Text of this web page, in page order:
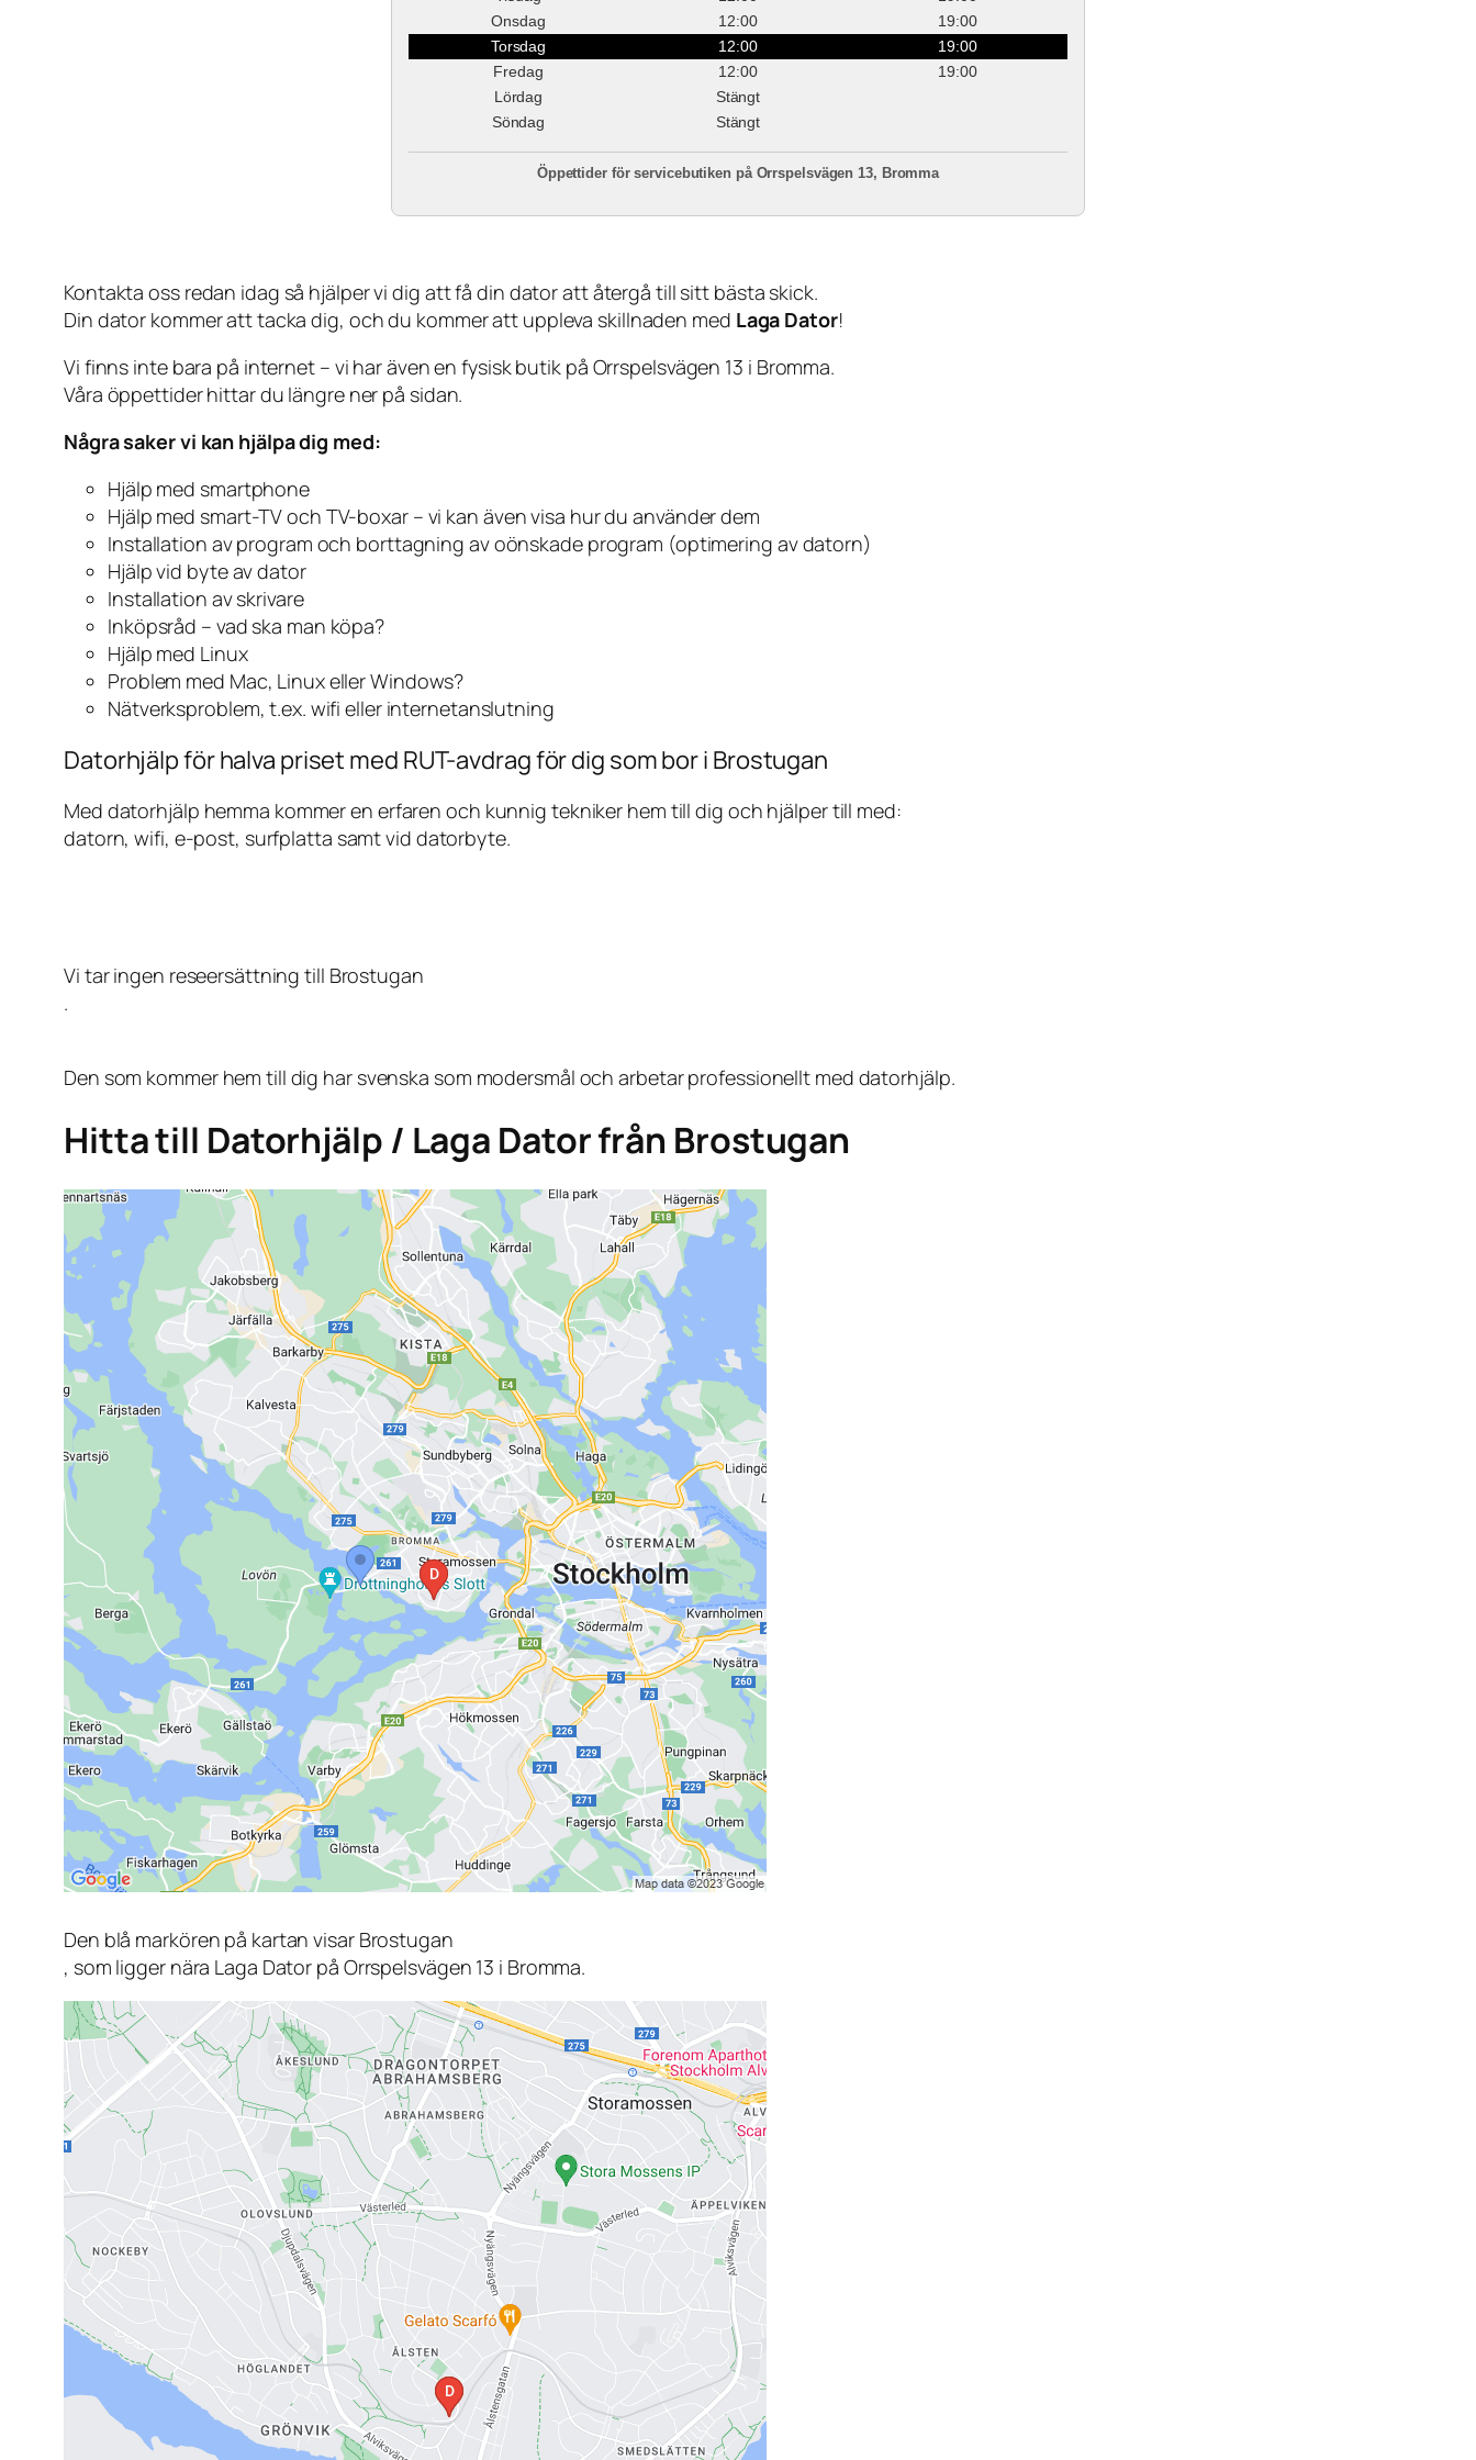
Onsdag
12:00
19:00
Torsdag
12:00
19:00
Fredag
12:00
19:00
Lördag
Stängt
Söndag
Stängt
Öppettider för servicebutiken på Orrspelsvägen 13, Bromma
Kontakta oss redan idag så hjälper vi dig att få din dator att återgå till sitt bästa skick.
Din dator kommer att tacka dig, och du kommer att uppleva skillnaden med Laga Dator!
Vi finns inte bara på internet – vi har även en fysisk butik på Orrspelsvägen 13 i Bromma.
Våra öppettider hittar du längre ner på sidan.
Några saker vi kan hjälpa dig med:
Hjälp med smartphone
Hjälp med smart-TV och TV-boxar – vi kan även visa hur du använder dem
Installation av program och borttagning av oönskade program (optimering av datorn)
Hjälp vid byte av dator
Installation av skrivare
Inköpsråd – vad ska man köpa?
Hjälp med Linux
Problem med Mac, Linux eller Windows?
Nätverksproblem, t.ex. wifi eller internetanslutning
Datorhjälp för halva priset med RUT-avdrag för dig som bor i Brostugan
Med datorhjälp hemma kommer en erfaren och kunnig tekniker hem till dig och hjälper till med:
datorn, wifi, e-post, surfplatta samt vid datorbyte.
Vi tar ingen reseersättning till Brostugan
.
Den som kommer hem till dig har svenska som modersmål och arbetar professionellt med datorhjälp.
Hitta till Datorhjälp / Laga Dator från Brostugan
Den blå markören på kartan visar Brostugan
, som ligger nära Laga Dator på Orrspelsvägen 13 i Bromma.